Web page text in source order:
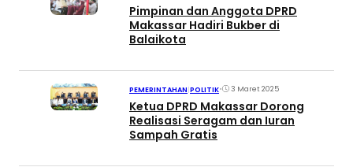
Pimpinan dan Anggota DPRD
Makassar Hadiri Bukber di
Balaikota
PEMERINTAHAN|POLITIK• 3 Maret 2025
Ketua DPRD Makassar Dorong
Realisasi Seragam dan Iuran
Sampah Gratis